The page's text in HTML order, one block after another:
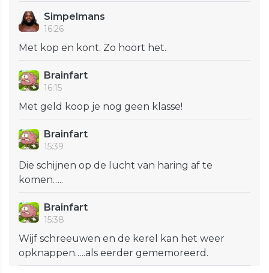
Simpelmans
16:26
Met kop en kont. Zo hoort het.
Brainfart
16:15
Met geld koop je nog geen klasse!
Brainfart
15:39
Die schijnen op de lucht van haring af te
komen…..
Brainfart
15:38
Wijf schreeuwen en de kerel kan het weer
opknappen…..als eerder gememoreerd.